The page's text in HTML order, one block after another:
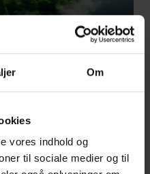
Om
vores indhold og
til sociale medier og til
at dine